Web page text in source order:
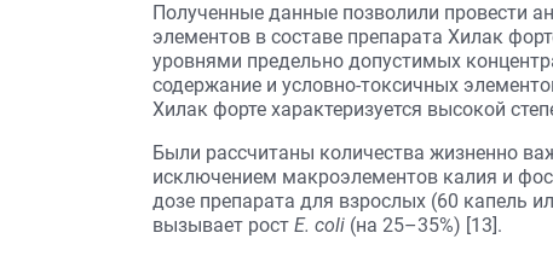
Полученные данные позволили провести
элементов в составе препарата Хилак
уровнями предельно допустимых
содержание и условно-токсичных
Хилак форте характеризуется высокой
Были рассчитаны количества жизненно
исключением макроэлементов калия и
дозе препарата для взрослых (60 капель
вызывает рост E. coli (на 25–35%) [13].